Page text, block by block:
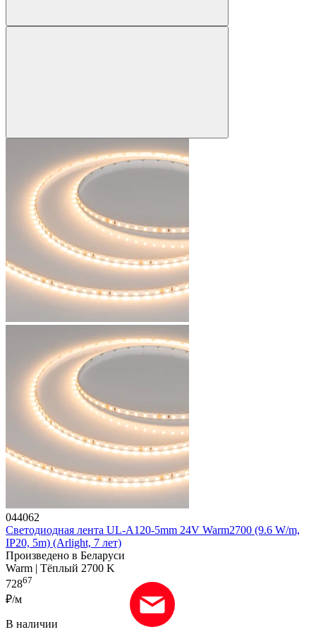
044062
Светодиодная лента UL-A120-5mm 24V Warm2700 (9.6 W/m,
IP20, 5m) (Arlight, 7 лет)
Произведено в Беларуси
Warm | Тёплый 2700 K
72867
₽/м
В наличии